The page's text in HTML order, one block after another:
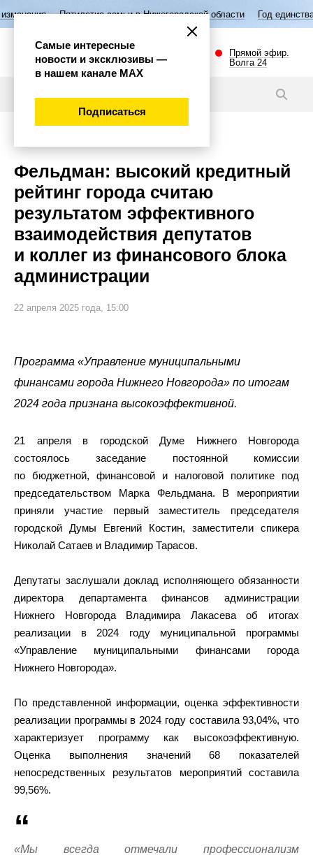
семьи в Нижегородской области Год единства народов
Прямой эфир.
Волга 24
Фельдман: высокий кредитный
рейтинг города считаю
результатом эффективного
взаимодействия депутатов
и коллег из финансового блока
администрации
22 апреля 2025 года, 15:00
Программа «Управление муниципальными
финансами города Нижнего Новгорода» по итогам
2024 года признана высокоэффективной.
21 апреля в городской Думе Нижнего Новгорода
состоялось заседание постоянной комиссии
по бюджетной, финансовой и налоговой политике под
председательством Марка Фельдмана. В мероприятии
приняли участие первый заместитель председателя
городской Думы Евгений Костин, заместители спикера
Николай Сатаев и Владимир Тарасов.
Депутаты заслушали доклад исполняющего обязанности
директора департамента финансов администрации
Нижнего Новгорода Владимира Лакасева об итогах
реализации в 2024 году муниципальной программы
«Управление муниципальными финансами города
Нижнего Новгорода».
По представленной информации, оценка эффективности
реализации программы в 2024 году составила 93,04%, что
характеризует программу как высокоэффективную.
Оценка выполнения значений 68 показателей
непосредственных результатов мероприятий составила
99,56%.
«Мы всегда отмечали профессионализм
Самые интересные
новости и эксклюзивы —
в нашем канале МАХ
Подписаться